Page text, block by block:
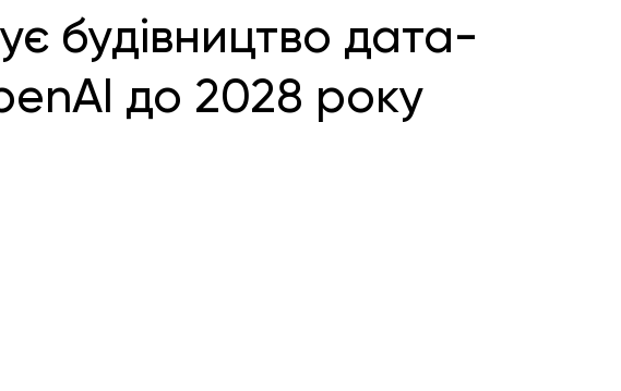
будівництво дата-
до 2028 року